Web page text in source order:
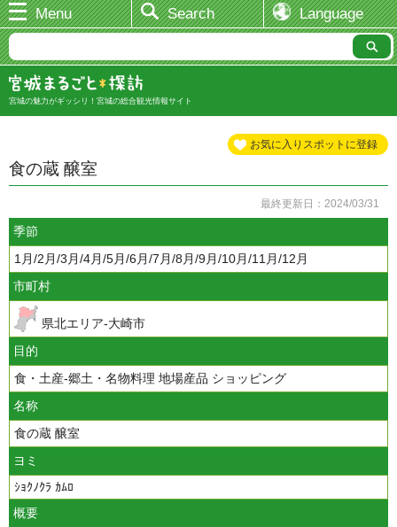
Menu Search Language
宮城の魅力がギッシリ！宮城の総合観光情報サイト
お気に入りスポットに登録
食の蔵 醸室
最終更新日：2024/03/31
季節
1月/2月/3月/4月/5月/6月/7月/8月/9月/10月/11月/12月
市町村
県北エリア-大崎市
目的
食・土産-郷土・名物料理 地場産品 ショッピング
名称
食の蔵 醸室
ヨミ
ｼｮｸﾉｸﾗ ｶﾑﾛ
概要